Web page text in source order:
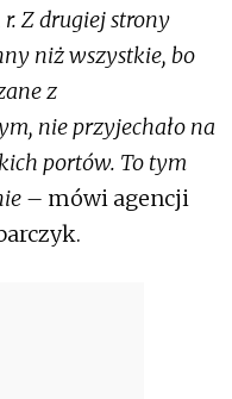
r. Z drugiej strony
niż wszystkie, bo
z
nie przyjechało na
portów. To tym
– mówi agencji